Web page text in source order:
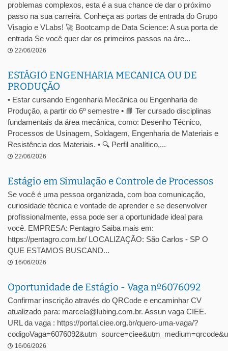
problemas complexos, esta é a sua chance de dar o próximo
passo na sua carreira. Conheça as portas de entrada do Grupo
Visagio e VLabs! 🚀 Bootcamp de Data Science: A sua porta de
entrada Se você quer dar os primeiros passos na áre...
22/06/2026
ESTÁGIO ENGENHARIA MECANICA OU DE
PRODUÇÃO
• Estar cursando Engenharia Mecânica ou Engenharia de
Produção, a partir do 6º semestre • 📘 Ter cursado disciplinas
fundamentais da área mecânica, como: Desenho Técnico,
Processos de Usinagem, Soldagem, Engenharia de Materiais e
Resistência dos Materiais. • 🔍 Perfil analítico,...
22/06/2026
Estágio em Simulação e Controle de Processos
Se você é uma pessoa organizada, com boa comunicação,
curiosidade técnica e vontade de aprender e se desenvolver
profissionalmente, essa pode ser a oportunidade ideal para
você. EMPRESA: Pentagro Saiba mais em:
https://pentagro.com.br/ LOCALIZAÇÃO: São Carlos - SP O
QUE ESTAMOS BUSCAND...
16/06/2026
Oportunidade de Estágio - Vaga nº6076092
Confirmar inscrição através do QRCode e encaminhar CV
atualizado para: marcela@lubing.com.br. Assun vaga CIEE.
URL da vaga : https://portal.ciee.org.br/quero-uma-vaga/?
16/06/2026